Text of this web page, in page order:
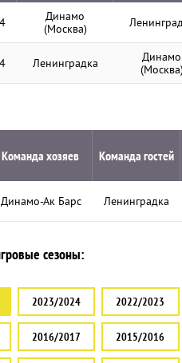
Динамо
(Москва)
Ленинградка
Динамо
Команда хозяев Команда гостей
Динамо-Ак Барс Ленинградка
сезоны:
2023/2024 2022/2023
2016/2017 2015/2016